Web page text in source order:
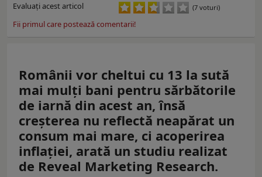
Evaluaţi acest articol (7 voturi)
Fii primul care postează comentarii!
Românii vor cheltui cu 13 la sută
mai mulţi bani pentru sărbătorile
de iarnă din acest an, însă
creşterea nu reflectă neapărat un
consum mai mare, ci acoperirea
inflaţiei, arată un studiu realizat
de Reveal Marketing Research.